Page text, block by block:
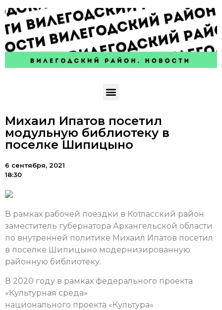
Михаил Ипатов посетил
модульную библиотеку в
поселке Шипицыно
6 сентября, 2021
18:30
В рамках рабочей поездки в Котласский район
заместитель губернатора Архангельской области
по внутренней политике Михаил Ипатов посетил
в поселке Шипицыно модернизированную
районную библиотеку.
В 2020 году в рамках федерального проекта
«Культурная среда»
национального проекта «Культура»